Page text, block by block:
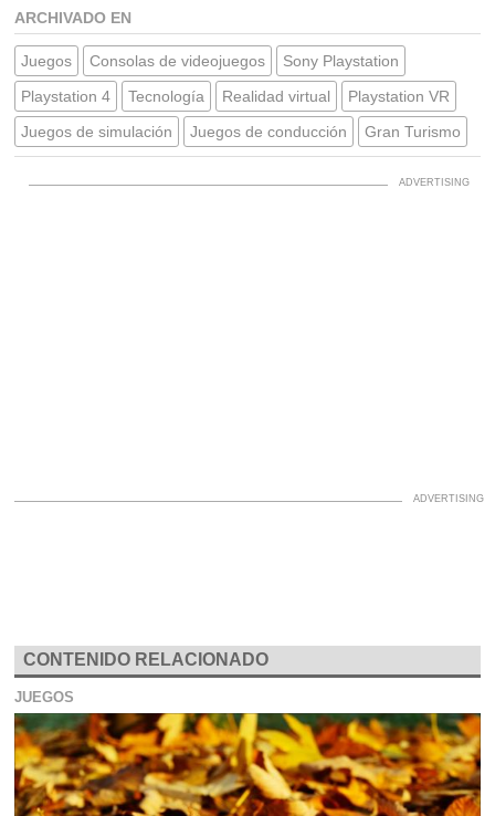
ARCHIVADO EN
Juegos Consolas de videojuegos
Sony Playstation
Playstation 4
Tecnología Realidad virtual
Playstation VR
Juegos de simulación
Juegos de conducción Gran Turismo
CONTENIDO RELACIONADO
JUEGOS